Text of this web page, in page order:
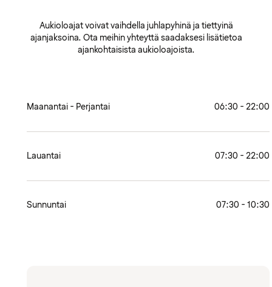
Aukioloajat voivat vaihdella juhlapyhinä ja tiettyinä
ajanjaksoina. Ota meihin yhteyttä saadaksesi lisätietoa
ajankohtaisista aukioloajoista.
Maanantai - Perjantai 06:30 - 22:00
Lauantai 07:30 - 22:00
Sunnuntai 07:30 - 10:30